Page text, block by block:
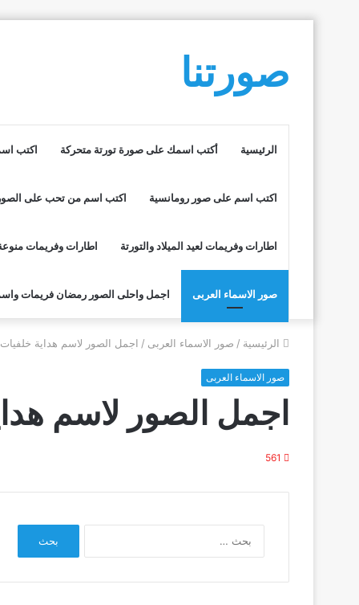
صورتنا
الرئيسية أكتب اسمك على صورة تورتة متحركة اكتب
اكتب اسم على صور رومانسية اكتب اسم من تحب على
اطارات وفريمات لعيد الميلاد والتورتة اطارات وفريمات
صور الاسماء العربى اجمل واحلى الصور رمضان فريمات
الرئيسية / صور الاسماء العربى / اجمل الصور لاسم هداية خلفيات
صور الاسماء العربى
اجمل الصور لاسم
561